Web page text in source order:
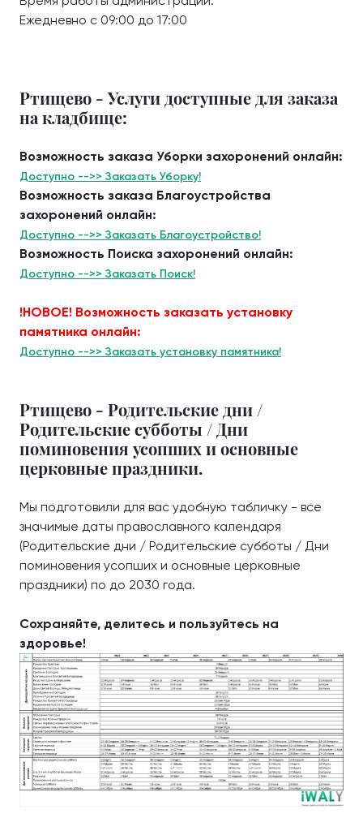
Ежедневно с 09:00 до 17:00
Ртищево - Услуги доступные для заказа
на кладбище:
Возможность заказа Уборки захоронений онлайн:
Доступно -->> Заказать Уборку!
Возможность заказа Благоустройства
захоронений онлайн:
Доступно -->> Заказать Благоустройство!
Возможность Поиска захоронений онлайн:
Доступно -->> Заказать Поиск!
!НОВОЕ! Возможность заказать установку
памятника онлайн:
Доступно -->> Заказать установку памятника!
Ртищево - Родительские дни /
Родительские субботы / Дни
поминовения усопших и основные
церковные праздники.
Мы подготовили для вас удобную табличку - все
значимые даты православного календаря
(Родительские дни / Родительские субботы / Дни
поминовения усопших и основные церковные
праздники) по до 2030 года.
Сохраняйте, делитесь и пользуйтесь на
здоровье!